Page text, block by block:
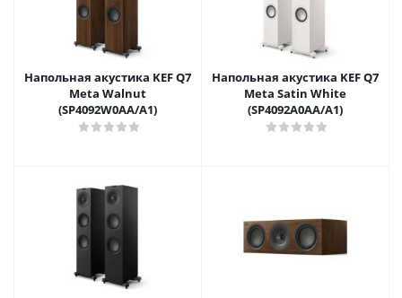
Напольная акустика KEF Q7
Meta Walnut
(SP4092W0AA/A1)
Напольная акустика KEF Q7
Meta Satin White
(SP4092A0AA/A1)